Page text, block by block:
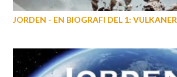
JORDEN - EN BIOGRAFI DEL 1: VULKANER